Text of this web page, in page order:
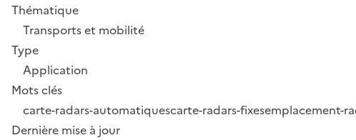
Thématique
Transports et mobilité
Type
Application
Mots clés
carte-radars-automatiquescarte-radars-fixesemplacement-
Dernière mise à jour